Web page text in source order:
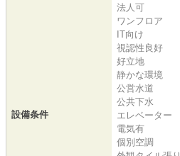
設備条件
法人可
ワンフロア
IT向け
視認性良好
好立地
静かな環境
公営水道
公共下水
エレベーター
電気有
個別空調